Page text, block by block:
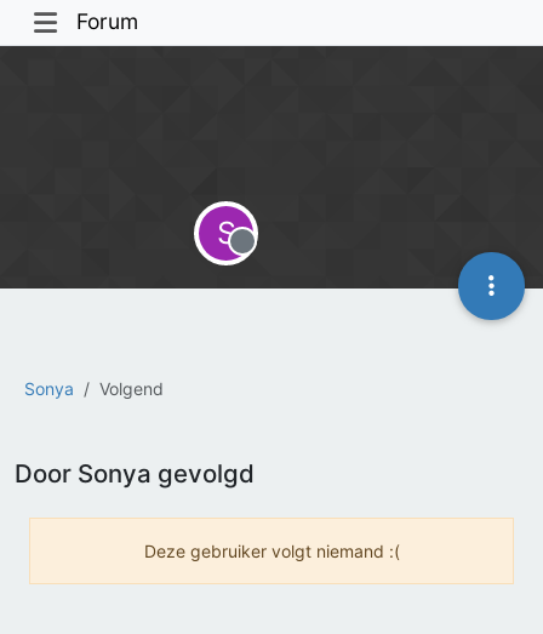
Forum
Sonya Volgend
S
Offline
Door Sonya gevolgd
Deze gebruiker volgt niemand :(